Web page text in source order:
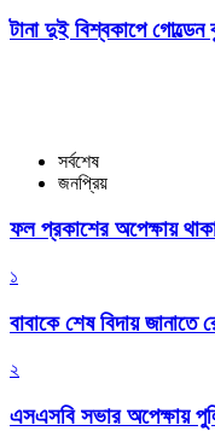
টানা দুই বিশ্বকাপে
সর্বশেষ
জনপ্রিয়
ফল প্রকাশের অপেক্ষায়
১
বাবাকে শেষ বিদায় জানাতে
২
এসএসবি সভার অপেক্ষায়